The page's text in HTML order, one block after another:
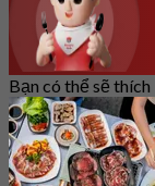
Bạn có thể sẽ thích